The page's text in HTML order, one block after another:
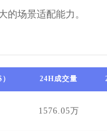
的场景适配能力。
24H成交量
1576.05万